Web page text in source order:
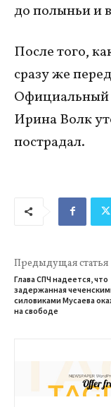
до полыньи и
После того,
сразу же
Официальный
Ирина Волк
пострадал.
Предыдущая статья
Глава СПЧ надеется, что
задержанная
силовиками Мусаева
на свободе